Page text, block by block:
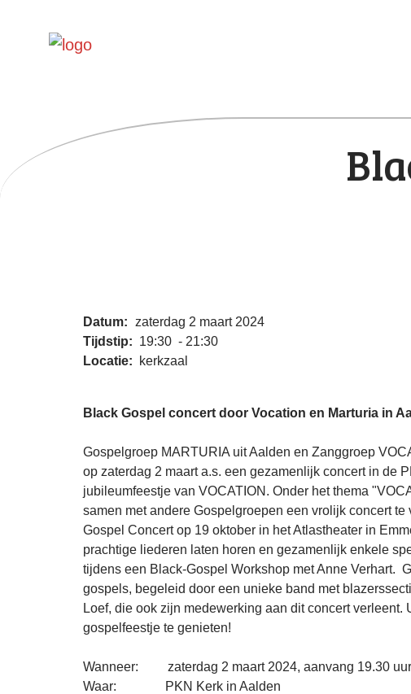
Datum: zaterdag 2 maart 2024
Tijdstip: 19:30 - 21:30
Locatie: kerkzaal
Black Gospel concert door Vocation en Marturia in
Gospelgroep MARTURIA uit Aalden en Zanggroep
op zaterdag 2 maart a.s. een gezamenlijk concert in de
jubileumfeestje van VOCATION. Onder het thema
samen met andere Gospelgroepen een vrolijk concert
Gospel Concert op 19 oktober in het Atlastheater in
prachtige liederen laten horen en gezamenlijk enkele
tijdens een Black-Gospel Workshop met Anne Verhart.
gospels, begeleid door een unieke band met
Loef, die ook zijn medewerking aan dit concert verleent.
gospelfeestje te genieten!
Wanneer: zaterdag 2 maart 2024, aanvang 19.30 uur
Waar: PKN Kerk in Aalden